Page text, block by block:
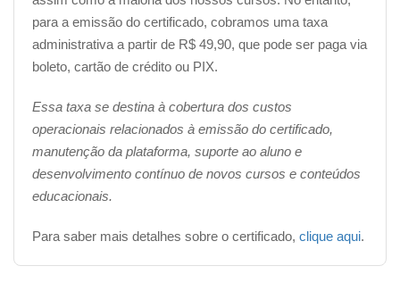
agora e comece a aprender desde os conceitos mais
básicos até as funções mais avançadas da tecnologia.
2) Software X Hardware
3) Comandos do teclado
para a emissão do certificado, cobramos uma taxa
administrativa a partir de R$ 49,90, que pode ser paga via
boleto, cartão de crédito ou PIX.
Essa taxa se destina à cobertura dos custos
operacionais relacionados à emissão do certificado,
manutenção da plataforma, suporte ao aluno e
desenvolvimento contínuo de novos cursos e conteúdos
educacionais.
Para saber mais detalhes sobre o certificado, clique aqui.